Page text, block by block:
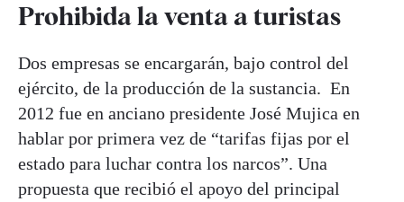
Prohibida la venta a turistas
Dos empresas se encargarán, bajo control del
ejército, de la producción de la sustancia. En
2012 fue en anciano presidente José Mujica en
hablar por primera vez de “tarifas fijas por el
estado para luchar contra los narcos”. Una
propuesta que recibió el apoyo del principal